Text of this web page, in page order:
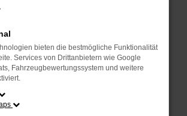
Error
ein Fehler aufgetreten.
Tipps, die dir helfen können:
deine Firewall und deine
Webseiten, zum Beispiel deine
bieten die bestmögliche Funktionalität
Services von Drittanbietern wie Google
Fahrzeugbewertungssystem und weitere